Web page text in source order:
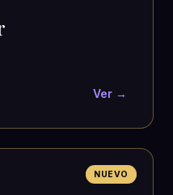
Ver →
NUEVO